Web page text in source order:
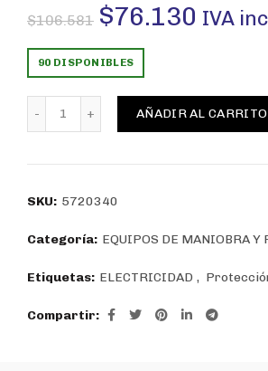
$106.581 El
precio
original
era:
$76.130 El
es:
IVA
90 DISPONIBLES
Interruptor automático KBH
AÑADIR AL CARRITO
SKU: 5720340
Categoría: EQUIPOS DE MANIOBRA Y
Etiquetas: ELECTRICIDAD ,
Compartir